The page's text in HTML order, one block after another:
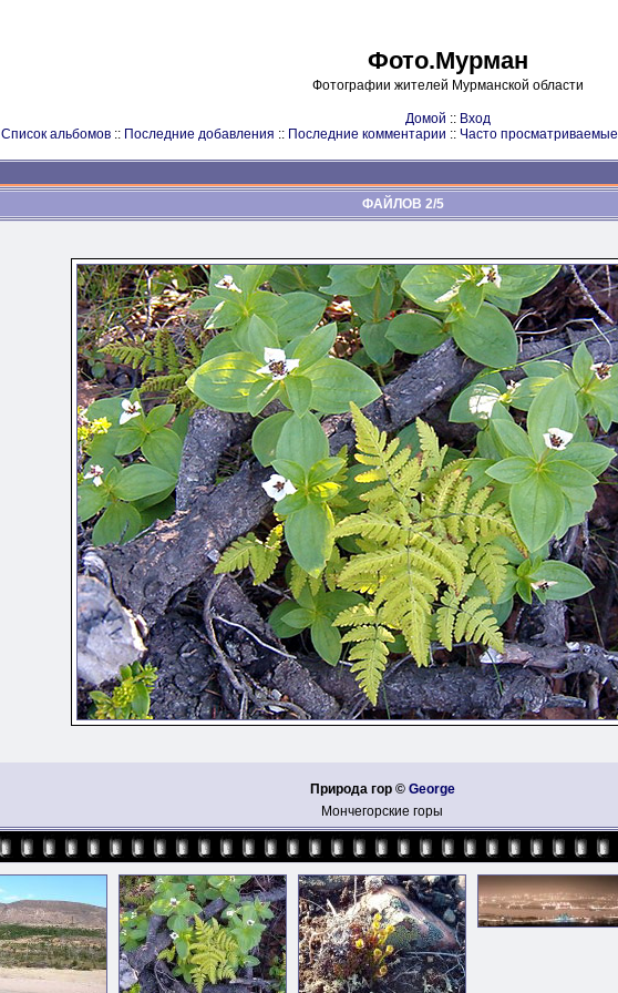
Фото.Мурман
Фотографии жителей Мурманской области
Домой :: Вход
Список альбомов:: Последние добавления :: Последние комментарии :: Часто просматриваемые
ФАЙЛОВ 2/5
Природа гор © George
Мончегорские горы